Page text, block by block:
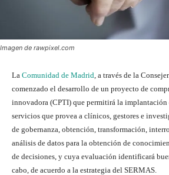
Imagen de rawpixel.com
La Comunidad de Madrid, a través de la
comenzado el desarrollo de un proyecto de
innovadora (CPTI) que permitirá la implantación
servicios que provea a clínicos, gestores e
de gobernanza, obtención, transformación,
análisis de datos para la obtención de
de decisiones, y cuya evaluación identificará
cabo, de acuerdo a la estrategia del SERMAS.